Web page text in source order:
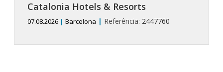
Catalonia Hotels & Resorts
07.08.2026 | Barcelona | Referência: 2447760